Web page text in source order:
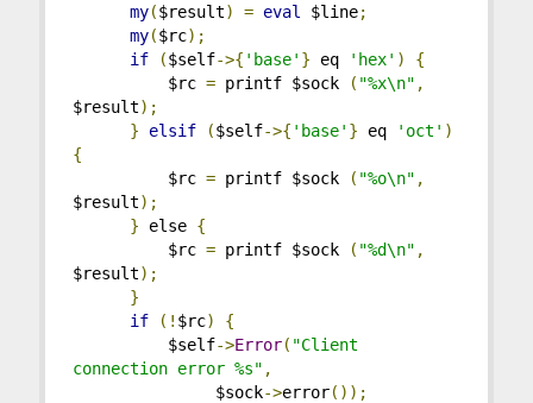
my($result) = eval $line;
my($rc);
if
($self->{ 'base' } eq 'hex' )
{
$rc = printf $sock ( "%x\n" ,
$result);
}
elsif ($self->{ 'base' } eq 'oct' )
{
$rc = printf $sock ( "%o\n" ,
$result);
} else {
$rc = printf $sock ( "%d\n" ,
$result);
}
if
(! $rc)
{
$self->Error( "Client
connection error %s" ,
$sock->error());